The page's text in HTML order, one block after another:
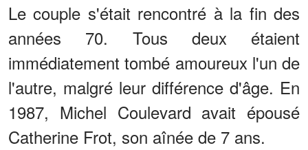
Le couple s'était rencontré à la fin des
années 70. Tous deux étaient
immédiatement tombé amoureux l'un de
l'autre, malgré leur différence d'âge. En
1987, Michel Coulevard avait épousé
Catherine Frot, son aînée de 7 ans.